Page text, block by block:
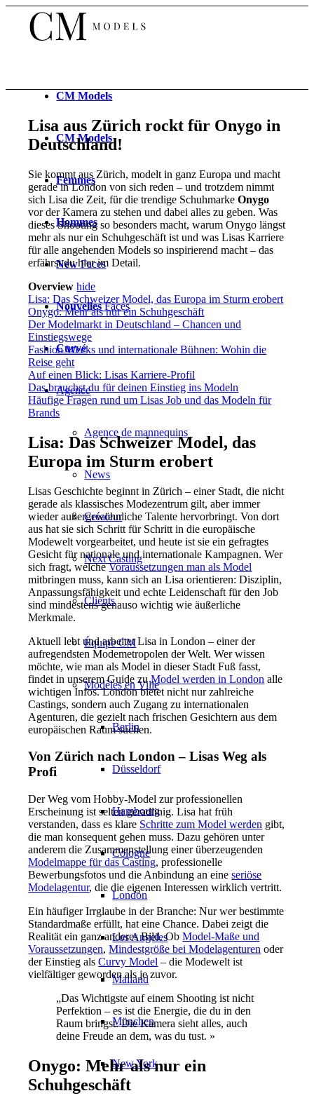
CM Models
CMModels
Femmes
Hommes
NewFaces
NouvellesFaces
Curvé
Agence
Agence de mannequins
News
Créateur
Next Casting
Clients
Équipe CM
Modèles en Ville
Berlin
Düsseldorf
Hambourg
Cologne
London
Los Angeles
Mailand
München
New York
Lisa aus Zürich rockt für Onygo in
Deutschland!
Sie kommt aus Zürich, modelt in ganz Europa und macht
gerade in London von sich reden – und trotzdem nimmt
sich Lisa die Zeit, für die trendige SchuhmarkeOnygo
vor der Kamera zu stehen und dabei alles zu geben. Was
dieses Shooting so besonders macht, warum Onygo längst
mehr als nur ein Schuhgeschäft ist und was Lisas Karriere
für alle angehenden Models so inspirierend macht – das
erfährst du hier im Detail.
Overview hide
Lisa: Das Schweizer Model, das Europa im Sturm erobert
Onygo: Mehr als nur ein Schuhgeschäft
Der Modelmarkt in Deutschland – Chancen und
Einstiegswege
Fashion Weeks und internationale Bühnen: Wohin die
Reise geht
Auf einen Blick: Lisas Karriere-Profil
Das brauchst du für deinen Einstieg ins Modeln
Häufige Fragen rund um Lisas Job und das Modeln für
Brands
Lisa: Das Schweizer Model, das
Europa im Sturm erobert
Lisas Geschichte beginnt in Zürich – einer Stadt, die nicht
gerade als klassisches Modezentrum gilt, aber immer
wieder außergewöhnliche Talente hervorbringt. Von dort
aus hat sie sich Schritt für Schritt in die europäische
Modewelt vorgearbeitet, und heute ist sie ein gefragtes
Gesicht für nationale und internationale Kampagnen. Wer
sich fragt, welcheVoraussetzungen man als Model
mitbringen muss, kann sich an Lisa orientieren: Disziplin,
Anpassungsfähigkeit und echte Leidenschaft für den Job
sind mindestens genauso wichtig wie äußerliche
Merkmale.
Aktuell lebt und arbeitet Lisa in London – einer der
aufregendsten Modemetropolen der Welt. Wer wissen
möchte, wie man als Model in dieser Stadt Fuß fasst,
findet in unserem Guide zuModel werden in London alle
wichtigen Infos. London bietet nicht nur zahlreiche
Castings, sondern auch Zugang zu internationalen
Agenturen, die gezielt nach frischen Gesichtern aus dem
europäischen Raum suchen.
Von Zürich nach London – Lisas Weg als
Profi
Der Weg vom Hobby-Model zur professionellen
Erscheinung ist selten geradlinig. Lisa hat früh
verstanden, dass es klare Schritte zum Model werden gibt,
die man konsequent gehen muss. Dazu gehören unter
anderem die Zusammenstellung einer überzeugenden
Modelmappe für das Casting, professionelle
Bewerbungsfotos und die Anbindung an eineseriöse
Modelagentur, die die eigenen Interessen wirklich vertritt.
Ein häufiger Irrglaube in der Branche: Nur wer bestimmte
Standardmaße erfüllt, hat eine Chance. Dabei zeigt die
Realität ein ganz anderes Bild. ObModel-Maße und
Voraussetzungen,Mindestgröße bei Modelagenturen oder
der Einstieg alsCurvy Model – die Modewelt ist
vielfältiger geworden als je zuvor.
„Das Wichtigste auf einem Shooting ist nicht
Perfektion – es ist die Energie, die du in den
Raum bringst. Die Kamera sieht alles, auch
deine Freude an dem, was du tust. »
Onygo: Mehr als nur ein
Schuhgeschäft